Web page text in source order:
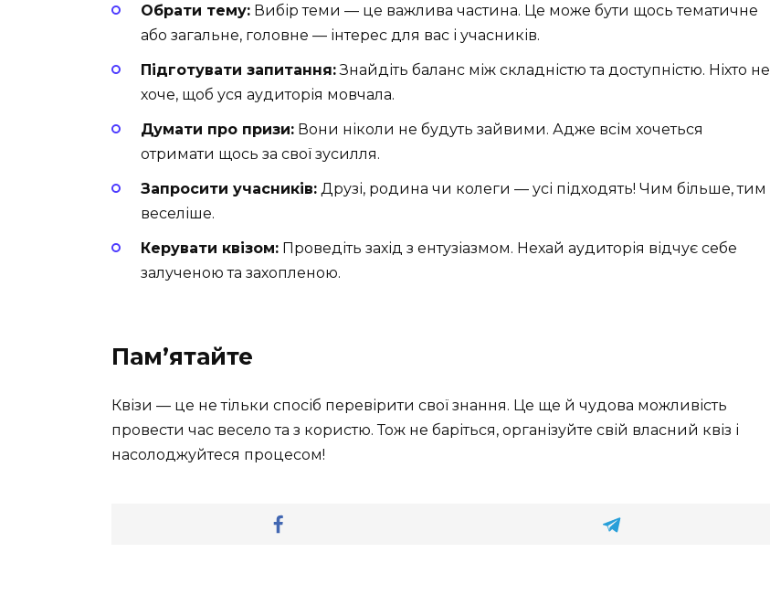
Обрати тему: Вибір теми — це важлива частина. Це може бути щось тематичне
або загальне, головне — інтерес для вас і учасників.
Підготувати запитання:Знайдіть баланс між складністю та доступністю. Ніхто не
хоче, щоб уся аудиторія мовчала.
Думати про призи: Вони ніколи не будуть зайвими. Адже всім хочеться
отримати щось за свої зусилля.
Запросити учасників: Друзі, родина чи колеги — усі підходять! Чим більше, тим
веселіше.
Керувати квізом: Проведіть захід з ентузіазмом. Нехай аудиторія відчує себе
залученою та захопленою.
Пам’ятайте
Квізи — це не тільки спосіб перевірити свої знання. Це ще й чудова можливість
провести час весело та з користю. Тож не баріться, організуйте свій власний квіз і
насолоджуйтеся процесом!